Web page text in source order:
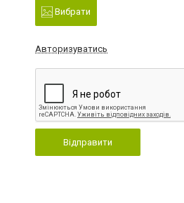
Вибрати
Авторизуватись
Відправити